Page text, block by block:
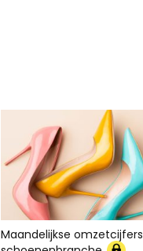
Maandelijkse omzetcijfers